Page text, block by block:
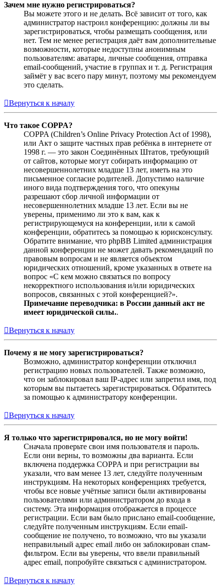
Зачем мне нужно регистрироваться?
Вы можете этого и не делать. Всё зависит от того, как
администратор настроил конференцию: должны ли вы
зарегистрироваться, чтобы размещать сообщения, или
нет. Тем не менее регистрация даёт вам дополнительные
возможности, которые недоступны анонимным
пользователям: аватары, личные сообщения, отправка
email-сообщений, участие в группах и т. д. Регистрация
займёт у вас всего пару минут, поэтому мы рекомендуем
это сделать.
Вернуться к началу
Что такое COPPA?
COPPA (Children’s Online Privacy Protection Act of 1998),
или Акт о защите частных прав ребёнка в интернете от
1998 г. — это закон Соединённых Штатов, требующий
от сайтов, которые могут собирать информацию от
несовершеннолетних младше 13 лет, иметь на это
письменное согласие родителей. Допустимо наличие
иного вида подтверждения того, что опекуны
разрешают сбор личной информации от
несовершеннолетних младше 13 лет. Если вы не
уверены, применимо ли это к вам, как к
регистрирующемуся на конференции, или к самой
конференции, обратитесь за помощью к юрисконсульту.
Обратите внимание, что phpBB Limited администрация
данной конференции не может давать рекомендаций по
правовым вопросам и не является объектом
юридических отношений, кроме указанных в ответе на
вопрос «С кем можно связаться по вопросу
некорректного использования и/или юридических
вопросов, связанных с этой конференцией?».
Примечание переводчика: в России данный акт не
имеет юридической силы..
Вернуться к началу
Почему я не могу зарегистрироваться?
Возможно, администратор конференции отключил
регистрацию новых пользователей. Также возможно,
что он заблокировал ваш IP-адрес или запретил имя, под
которым вы пытаетесь зарегистрироваться. Обратитесь
за помощью к администратору конференции.
Вернуться к началу
Я только что зарегистрировался, но не могу войти!
Сначала проверьте свои имя пользователя и пароль.
Если они верны, то возможны два варианта. Если
включена поддержка COPPA и при регистрации вы
указали, что вам менее 13 лет, следуйте полученным
инструкциям. На некоторых конференциях требуется,
чтобы все новые учётные записи были активированы
пользователями или администратором до входа в
систему. Эта информация отображается в процессе
регистрации. Если вам было прислано email-сообщение,
следуйте полученным инструкциям. Если email-
сообщение не получено, то возможно, что вы указали
неправильный адрес email либо он заблокирован спам-
фильтром. Если вы уверены, что ввели правильный
адрес email, попробуйте связаться с администратором.
Вернуться к началу